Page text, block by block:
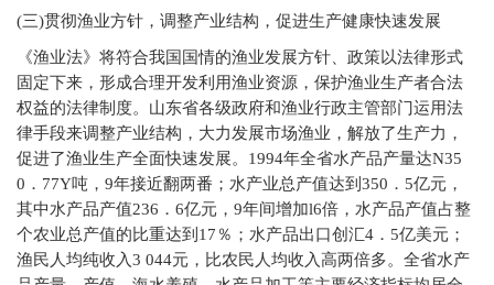
(三)贯彻渔业方针，调整产业结构，促进生产健康快速发展
《渔业法》将符合我国国情的渔业发展方针、政策以法律形式
固定下来，形成合理开发利用渔业资源，保护渔业生产者合法
权益的法律制度。山东省各级政府和渔业行政主管部门运用法
律手段来调整产业结构，大力发展市场渔业，解放了生产力，
促进了渔业生产全面快速发展。1994年全省水产品产量达N35
0．77Y吨，9年接近翻两番；水产业总产值达到350．5亿元，
其中水产品产值236．6亿元，9年间增加l6倍，水产品产值占整
个农业总产值的比重达到17％；水产品出口创汇4．5亿美元；
渔民人均纯收入3 044元，比农民人均收入高两倍多。全省水产